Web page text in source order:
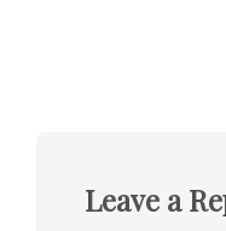
Leave a